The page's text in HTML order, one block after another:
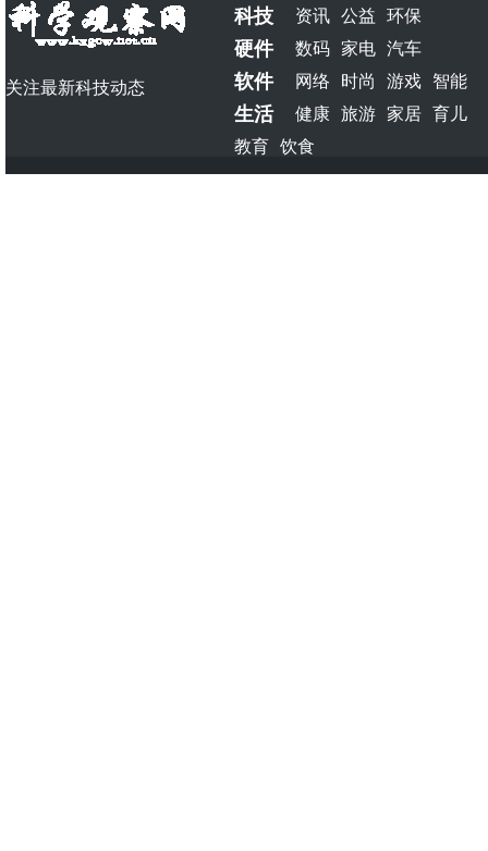
关注最新科技动态
科技 资讯 公益 环保
硬件 数码 家电 汽车
软件 网络 时尚 游戏 智能
生活 健康 旅游 家居 育儿
教育 饮食